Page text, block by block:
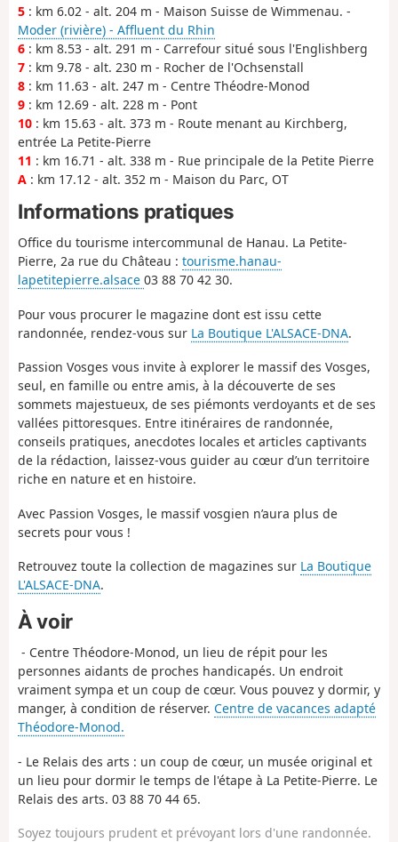
5 : km 6.02 - alt. 204 m - Maison Suisse de Wimmenau. -
Moder (rivière) - Affluent du Rhin
6 : km 8.53 - alt. 291 m - Carrefour situé sous l'Englishberg
7 : km 9.78 - alt. 230 m - Rocher de l'Ochsenstall
8 : km 11.63 - alt. 247 m - Centre Théodre-Monod
9 : km 12.69 - alt. 228 m - Pont
10 : km 15.63 - alt. 373 m - Route menant au Kirchberg,
entrée La Petite-Pierre
11 : km 16.71 - alt. 338 m - Rue principale de la Petite Pierre
A : km 17.12 - alt. 352 m - Maison du Parc, OT
Informations pratiques
Office du tourisme intercommunal de Hanau. La Petite-
Pierre, 2a rue du Château : tourisme.hanau-
lapetitepierre.alsace 03 88 70 42 30.
Pour vous procurer le magazine dont est issu cette
randonnée, rendez-vous sur La Boutique L'ALSACE-DNA.
Passion Vosges vous invite à explorer le massif des Vosges,
seul, en famille ou entre amis, à la découverte de ses
sommets majestueux, de ses piémonts verdoyants et de ses
vallées pittoresques. Entre itinéraires de randonnée,
conseils pratiques, anecdotes locales et articles captivants
de la rédaction, laissez-vous guider au cœur d’un territoire
riche en nature et en histoire.
Avec Passion Vosges, le massif vosgien n’aura plus de
secrets pour vous !
Retrouvez toute la collection de magazines sur La Boutique
L'ALSACE-DNA.
À voir
- Centre Théodore-Monod, un lieu de répit pour les
personnes aidants de proches handicapés. Un endroit
vraiment sympa et un coup de cœur. Vous pouvez y dormir, y
manger, à condition de réserver. Centre de vacances adapté
Théodore-Monod.
- Le Relais des arts : un coup de cœur, un musée original et
un lieu pour dormir le temps de l'étape à La Petite-Pierre. Le
Relais des arts. 03 88 70 44 65.
Soyez toujours prudent et prévoyant lors d'une randonnée.